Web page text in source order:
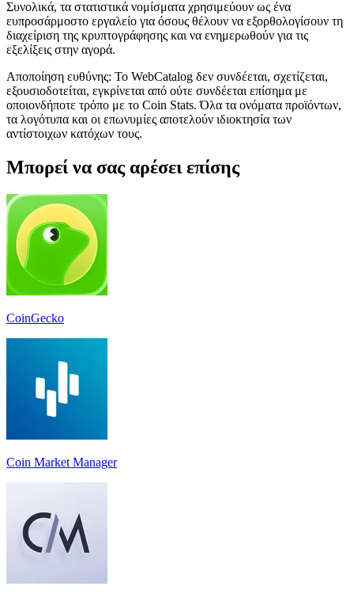
Συνολικά, τα στατιστικά νομίσματα χρησιμεύουν ως ένα
ευπροσάρμοστο εργαλείο για όσους θέλουν να εξορθολογίσουν τη
διαχείριση της κρυπτογράφησης και να ενημερωθούν για τις
εξελίξεις στην αγορά.
Αποποίηση ευθύνης: Το WebCatalog δεν συνδέεται, σχετίζεται,
εξουσιοδοτείται, εγκρίνεται από ούτε συνδέεται επίσημα με
οποιονδήποτε τρόπο με το Coin Stats. Όλα τα ονόματα προϊόντων,
τα λογότυπα και οι επωνυμίες αποτελούν ιδιοκτησία των
αντίστοιχων κατόχων τους.
Μπορεί να σας αρέσει επίσης
CoinGecko
Coin Market Manager